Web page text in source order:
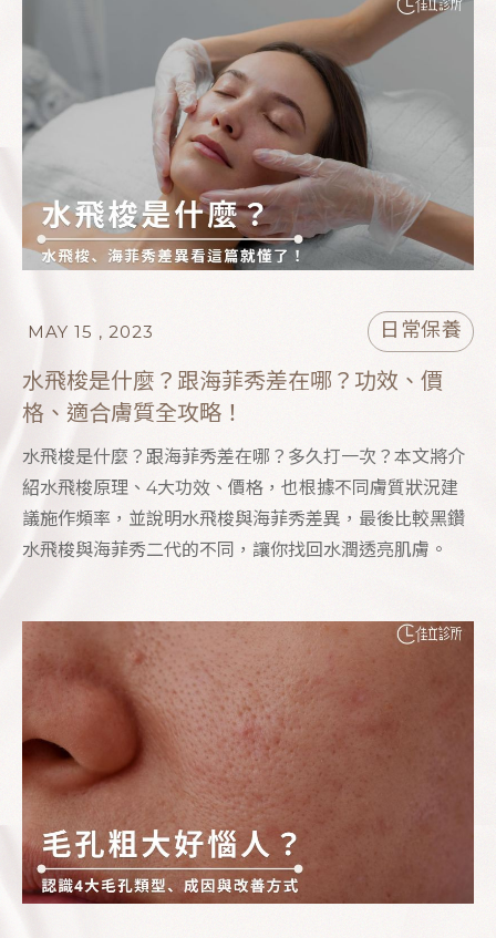
MAY 15 , 2023 日常保養
水飛梭是什麼？跟海菲秀差在哪？功效、價
格、適合膚質全攻略！
水飛梭是什麼？跟海菲秀差在哪？多久打一次？本文將介
紹水飛梭原理、4大功效、價格，也根據不同膚質狀況建
議施作頻率，並說明水飛梭與海菲秀差異，最後比較黑鑽
水飛梭與海菲秀二代的不同，讓你找回水潤透亮肌膚。